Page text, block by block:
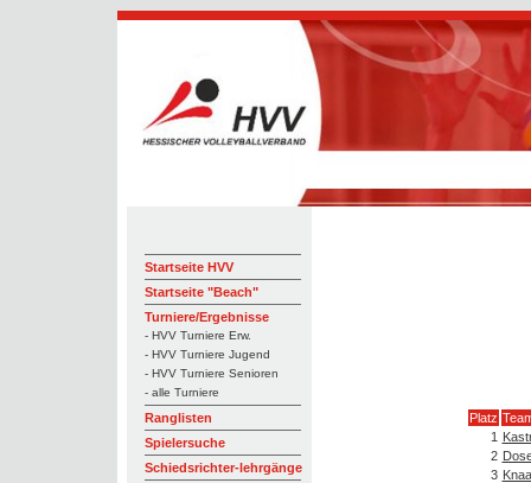
Startseite HVV
Startseite "Beach"
Turniere/Ergebnisse
- HVV Turniere Erw.
- HVV Turniere Jugend
- HVV Turniere Senioren
- alle Turniere
Ranglisten
Spielersuche
Schiedsrichter-lehrgänge
Platz
1
2
3